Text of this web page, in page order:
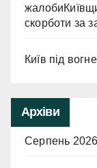
скорботи за
Київ під
Архіви
Серпень 2026